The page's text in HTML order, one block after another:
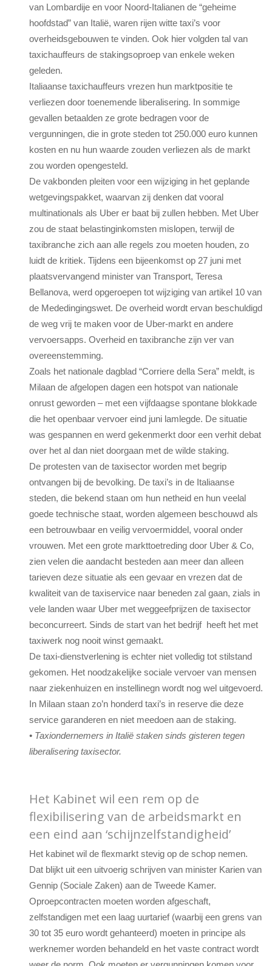
van Lombardije en voor Noord-Italianen de “geheime
hoofdstad” van Italië, waren rijen witte taxi’s voor
overheidsgebouwen te vinden. Ook hier volgden tal van
taxichauffeurs de stakingsoproep van enkele weken
geleden.
Italiaanse taxichauffeurs vrezen hun marktpositie te
verliezen door toenemende liberalisering. In sommige
gevallen betaalden ze grote bedragen voor de
vergunningen, die in grote steden tot 250.000 euro kunnen
kosten en nu hun waarde zouden verliezen als de markt
zou worden opengesteld.
De vakbonden pleiten voor een wijziging in het geplande
wetgevingspakket, waarvan zij denken dat vooral
multinationals als Uber er baat bij zullen hebben. Met Uber
zou de staat belastinginkomsten mislopen, terwijl de
taxibranche zich aan alle regels zou moeten houden, zo
luidt de kritiek. Tijdens een bijeenkomst op 27 juni met
plaatsvervangend minister van Transport, Teresa
Bellanova, werd opgeroepen tot wijziging van artikel 10 van
de Mededingingswet. De overheid wordt ervan beschuldigd
de weg vrij te maken voor de Uber-markt en andere
vervoersapps. Overheid en taxibranche zijn ver van
overeenstemming.
Zoals het nationale dagblad “Corriere della Sera” meldt, is
Milaan de afgelopen dagen een hotspot van nationale
onrust geworden – met een vijfdaagse spontane blokkade
die het openbaar vervoer eind juni lamlegde. De situatie
was gespannen en werd gekenmerkt door een verhit debat
over het al dan niet doorgaan met de wilde staking.
De protesten van de taxisector worden met begrip
ontvangen bij de bevolking. De taxi’s in de Italiaanse
steden, die bekend staan ​​om hun netheid en hun veelal
goede technische staat, worden algemeen beschouwd als
een betrouwbaar en veilig vervoermiddel, vooral onder
vrouwen. Met een grote markttoetreding door Uber & Co,
zien velen die aandacht besteden aan meer dan alleen
tarieven deze situatie als een gevaar en vrezen dat de
kwaliteit van de taxiservice naar beneden zal gaan, zials in
vele landen waar Uber met weggeefprijzen de taxisector
beconcurreert. Sinds de start van het bedrijf heeft het met
taxiwerk nog nooit winst gemaakt.
De taxi-dienstverlening is echter niet volledig tot stilstand
gekomen. Het noodzakelijke sociale vervoer van mensen
naar ziekenhuizen en instellinegn wordt nog wel uitgevoerd.
In Milaan staan ​​zo’n honderd taxi’s in reserve die deze
service garanderen en niet meedoen aan de staking.
• Taxiondernemers in Italië staken sinds gisteren tegen
liberalisering taxisector.
Het Kabinet wil een rem op de
flexibilisering van de arbeidsmarkt en
een eind aan ‘schijnzelfstandigheid’
Het kabinet wil de flexmarkt stevig op de schop nemen.
Dat blijkt uit een uitvoerig schrijven van minister Karien van
Gennip (Sociale Zaken) aan de Tweede Kamer.
Oproepcontracten moeten worden afgeschaft,
zelfstandigen met een laag uurtarief (waarbij een grens van
30 tot 35 euro wordt gehanteerd) moeten in principe als
werknemer worden behandeld en het vaste contract wordt